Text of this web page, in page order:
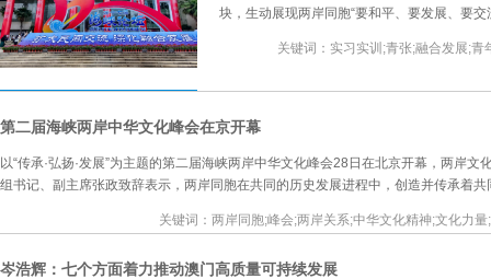
块，生动展现两岸同胞“要和平、要发展、要
关键词：实习实训;青张;融合发展;
第二届海峡两岸中华文化峰会在京开幕
以“传承·弘扬·发展”为主题的第二届海峡两岸中华文化峰会28日在北京开幕，两岸
组书记、副主席张政致辞表示，两岸同胞在共同的历史发展进程中，创造并传承着共
关键词：两岸同胞;峰会;两岸关系;中华文化精神;文化力
岑浩辉：七个方面着力推动澳门高质量可持续发展